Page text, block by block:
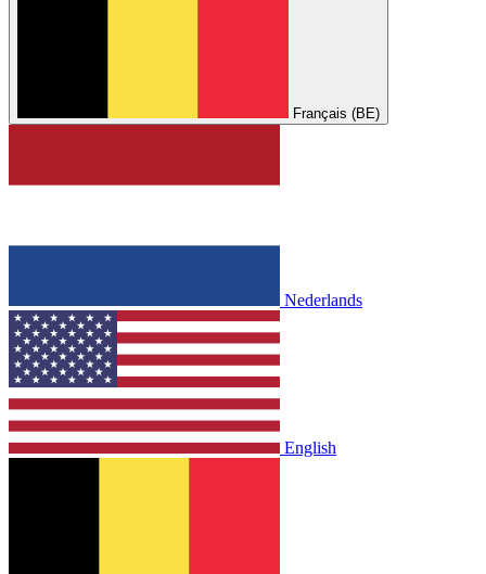
Français (BE)
Nederlands
English